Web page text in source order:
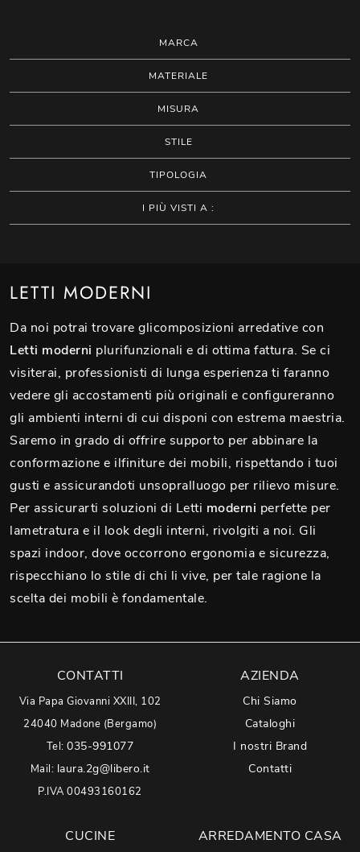
MARCA
MATERIALE
MISURA
STILE
TIPOLOGIA
I PIÙ VISTI A :
LETTI MODERNI
Da noi potrai trovare glicomposizioni arredative con
Letti moderni plurifunzionali e di ottima fattura. Se ci
visiterai, professionisti di lunga esperienza ti faranno
vedere gli accostamenti più originali e configureranno
gli ambienti interni di cui disponi con estrema maestria.
Saremo in grado di offrire supporto per abbinare la
conformazione e ilfiniture dei mobili, rispettando i tuoi
gusti e assicurandoti unsopralluogo per rilievo misure.
Per assicurarti soluzioni di Letti moderni perfette per
lametratura e il look degli interni, rivolgiti a noi. Gli
spazi indoor, dove occorrono ergonomia e sicurezza,
rispecchiano lo stile di chi li vive, per tale ragione la
scelta dei mobili è fondamentale.
CONTATTI
Via Papa Giovanni XXIII, 102
24040 Madone (Bergamo)
Tel:035-991077
Mail: laura.2g@libero.it
P.IVA 00493160162
AZIENDA
Chi Siamo
Cataloghi
I nostri Brand
Contatti
CUCINE ARREDAMENTO CASA